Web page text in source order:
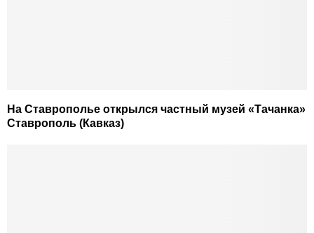
На Ставрополье открылся частный музей «Тачанка»
Ставрополь (Кавказ)